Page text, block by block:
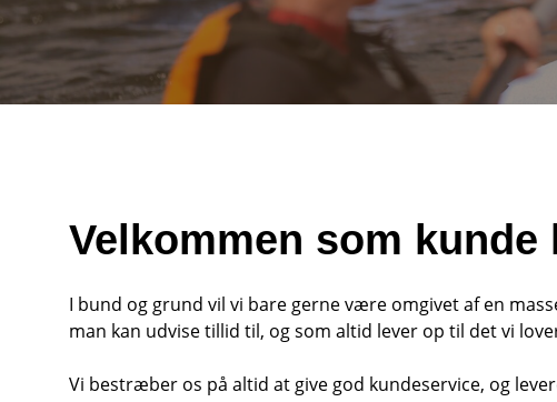
Velkommen som
I bund og grund vil vi bare gerne være omgivet af en
man kan udvise tillid til, og som altid lever op til det vi
Vi bestræber os på altid at give god kundeservice, og